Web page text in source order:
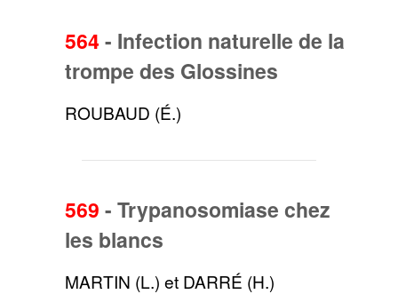
564 - Infection naturelle de la
trompe des Glossines
ROUBAUD (É.)
569 -Trypanosomiase chez
les blancs
MARTIN (L.) et DARRÉ (H.)